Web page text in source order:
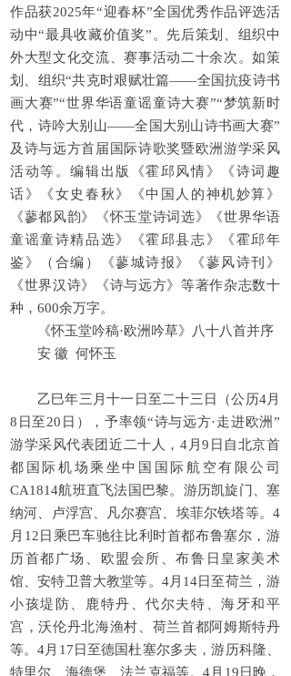
作品获2025年“迎春杯”全国优秀作品评选活
动中“最具收藏价值奖”。先后策划、组织中
外大型文化交流、赛事活动二十余次。如策
划、组织“共克时艰赋壮篇——全国抗疫诗书
画大赛”“世界华语童谣童诗大赛”“梦筑新时
代，诗吟大别山——全国大别山诗书画大赛”
及诗与远方首届国际诗歌奖暨欧洲游学采风
活动等。编辑出版《霍邱风情》《诗词趣
话》《女史春秋》《中国人的神机妙算》
《蓼都风韵》《怀玉堂诗词选》《世界华语
童谣童诗精品选》《霍邱县志》《霍邱年
鉴》（合编）《蓼城诗报》《蓼风诗刊》
《世界汉诗》《诗与远方》等著作杂志数十
种，600余万字。
《怀玉堂吟稿·欧洲吟草》八十八首并序
安 徽 何怀玉
乙巳年三月十一日至二十三日（公历4月
8日至20日），予率领“诗与远方·走进欧洲”
游学采风代表团近二十人，4月9日自北京首
都国际机场乘坐中国国际航空有限公司
CA1814航班直飞法国巴黎。游历凯旋门、塞
纳河、卢浮宫、凡尔赛宫、埃菲尔铁塔等。4
月12日乘巴车驰往比利时首都布鲁塞尔，游
历首都广场、欧盟会所、布鲁日皇家美术
馆、安特卫普大教堂等。4月14日至荷兰，游
小孩堤防、鹿特丹、代尔夫特、海牙和平
宫，沃伦丹北海渔村、荷兰首都阿姆斯特丹
等。4月17日至德国杜塞尔多夫，游历科隆、
特里尔、海德堡、法兰克福等。4月19日晚，